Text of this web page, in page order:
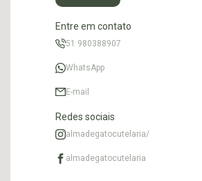
Entre em contato
51 980388907
WhatsApp
E-mail
Redes sociais
almadegatocutelaria/
almadegatocutelaria